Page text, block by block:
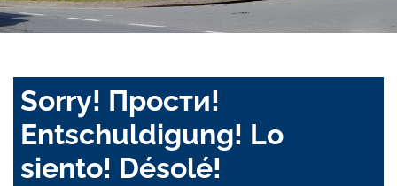
Sorry! Прости!
Entschuldigung! Lo
siento! Désolé!